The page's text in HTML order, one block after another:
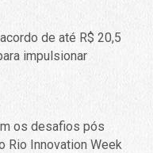
de até R$ 20,5
impulsionar
os desafios pós
Rio Innovation Week